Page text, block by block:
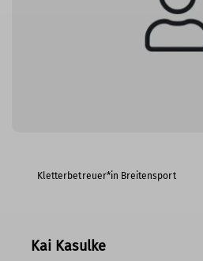
Kletterbetreuer*in Breitensport
Kai Kasulke